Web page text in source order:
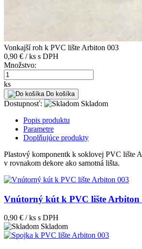
Vonkajší roh k PVC lište Arbiton 003
0,90 € / ks s DPH
Množstvo:
ks
Do košíka
Dostupnosť:
Skladom
Popis produktu
Parametre
Doplňujúce produkty
Plastový komponentk k soklovej PVC lište
v rovnakom dekore ako samotná lišta.
Vnútorný kút k PVC lište Arbiton
0,90 € / ks s DPH
Skladom